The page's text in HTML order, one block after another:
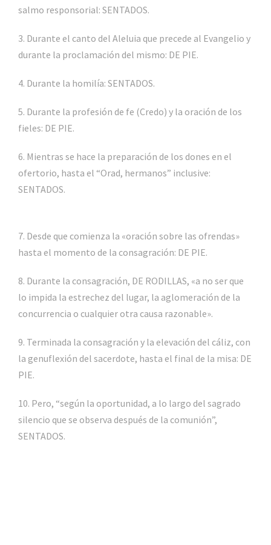
salmo responsorial: SENTADOS.
3. Durante el canto del Aleluia que precede al Evangelio y
durante la proclamación del mismo: DE PIE.
4. Durante la homilía: SENTADOS.
5. Durante la profesión de fe (Credo) y la oración de los
fieles: DE PIE.
6. Mientras se hace la preparación de los dones en el
ofertorio, hasta el “Orad, hermanos” inclusive:
SENTADOS.
7. Desde que comienza la «oración sobre las ofrendas»
hasta el momento de la consagración: DE PIE.
8. Durante la consagración, DE RODILLAS, «a no ser que
lo impida la estrechez del lugar, la aglomeración de la
concurrencia o cualquier otra causa razonable».
9. Terminada la consagración y la elevación del cáliz, con
la genuflexión del sacerdote, hasta el final de la misa: DE
PIE.
10. Pero, “según la oportunidad, a lo largo del sagrado
silencio que se observa después de la comunión”,
SENTADOS.